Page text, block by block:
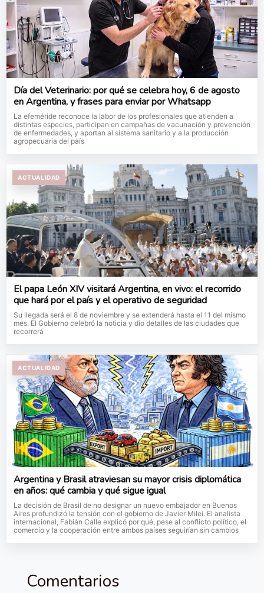
Día del Veterinario: por qué se celebra hoy, 6 de agosto
en Argentina, y frases para enviar por Whatsapp
La efeméride reconoce la labor de los profesionales que atienden a
distintas especies, participan en campañas de vacunación y prevención
de enfermedades, y aportan al sistema sanitario y a la producción
agropecuaria del país
ACTUALIDAD
El papa León XIV visitará Argentina, en vivo: el recorrido
que hará por el país y el operativo de seguridad
Su llegada será el 8 de noviembre y se extenderá hasta el 11 del mismo
mes. El Gobierno celebró la noticia y dio detalles de las ciudades que
recorrerá
ACTUALIDAD
Argentina y Brasil atraviesan su mayor crisis diplomática
en años: qué cambia y qué sigue igual
La decisión de Brasil de no designar un nuevo embajador en Buenos
Aires profundizó la tensión con el gobierno de Javier Milei. El analista
internacional, Fabián Calle explicó por qué, pese al conflicto político, el
comercio y la cooperación entre ambos países seguirían sin cambios
Comentarios